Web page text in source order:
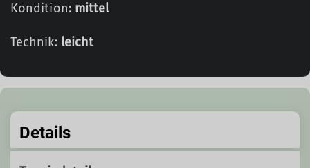
Kondition: mittel
Technik: leicht
Details